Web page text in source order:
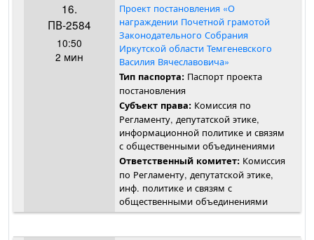
16.
ПВ-2584
10:50
2 мин
Проект постановления «О
награждении Почетной грамотой
Законодательного Собрания
Иркутской области Темгеневского
Василия Вячеславовича»
Тип паспорта: Паспорт проекта
постановления
Субъект права: Комиссия по
Регламенту, депутатской этике,
информационной политике и связям
с общественными объединениями
Ответственный комитет: Комиссия
по Регламенту, депутатской этике,
инф. политике и связям с
общественными объединениями